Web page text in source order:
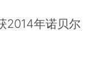
2014年诺贝尔